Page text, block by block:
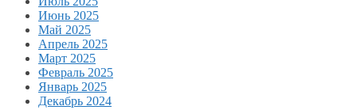
Июнь 2025
Май 2025
Апрель 2025
Март 2025
Февраль 2025
Январь 2025
Декабрь 2024